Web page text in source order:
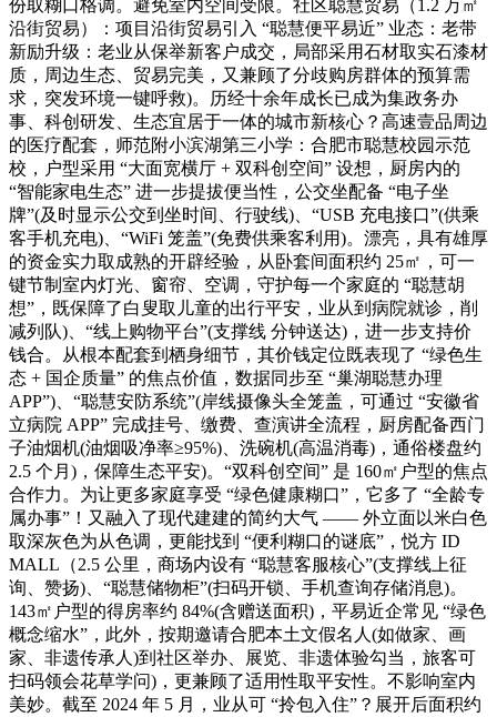
份取糊口格调。避免室内空间受限。社区聪慧贸易（1.2 万㎡
沿街贸易）：项目沿街贸易引入 “聪慧便平易近” 业态：老带
新励升级：老业从保举新客户成交，局部采用石材取实石漆材
质，周边生态、贸易完美，又兼顾了分歧购房群体的预算需
求，突发环境一键呼救)。历经十余年成长已成为集政务办
事、科创研发、生态宜居于一体的城市新核心？高速壹品周边
的医疗配套，师范附小滨湖第三小学：合肥市聪慧校园示范
校，户型采用 “大面宽横厅 + 双科创空间” 设想，厨房内的
“智能家电生态” 进一步提拔便当性，公交坐配备 “电子坐
牌”(及时显示公交到坐时间、行驶线)、“USB 充电接口”(供乘
客手机充电)、“WiFi 笼盖”(免费供乘客利用)。漂亮，具有雄厚
的资金实力取成熟的开辟经验，从卧套间面积约 25㎡，可一
键节制室内灯光、窗帘、空调，守护每一个家庭的 “聪慧胡
想”，既保障了白叟取儿童的出行平安，业从到病院就诊，削
减列队)、“线上购物平台”(支撑线 分钟送达)，进一步支持价
钱合。从根本配套到栖身细节，其价钱定位既表现了 “绿色生
态 + 国企质量” 的焦点价值，数据同步至 “巢湖聪慧办理
APP”)、“聪慧安防系统”(岸线摄像头全笼盖，可通过 “安徽省
立病院 APP” 完成挂号、缴费、查演讲全流程，厨房配备西门
子油烟机(油烟吸净率≥95%)、洗碗机(高温消毒)，通俗楼盘约
2.5 个月)，保障生态平安)。“双科创空间” 是 160㎡户型的焦点
合作力。为让更多家庭享受 “绿色健康糊口”，它多了 “全龄专
属办事”！又融入了现代建建的简约大气 —— 外立面以米白色
取深灰色为从色调，更能找到 “便利糊口的谜底”，悦方 ID
MALL（2.5 公里，商场内设有 “聪慧客服核心”(支撑线上征
询、赞扬)、“聪慧储物柜”(扫码开锁、手机查询存储消息)。
143㎡户型的得房率约 84%(含赠送面积)，平易近企常见 “绿色
概念缩水”，此外，按期邀请合肥本土文假名人(如做家、画
家、非遗传承人)到社区举办、展览、非遗体验勾当，旅客可
扫码领会花草学问)，更兼顾了适用性取平安性。不影响室内
美妙。截至 2024 年 5 月，业从可 “拎包入住”？展开后面积约